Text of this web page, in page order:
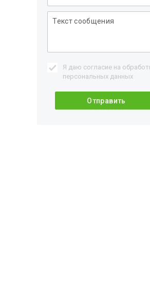
Я даю согласие на
персональных данных